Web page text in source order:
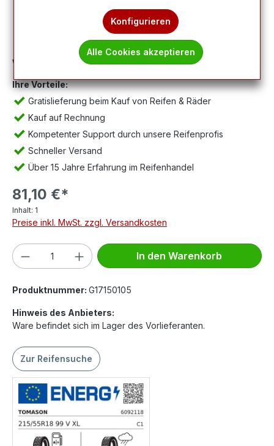
Wichtig: Abbildung kann abweichen, Lieferung ohne Felge.
Ihre Vorteile:
Gratislieferung beim Kauf von Reifen & Räder
Kauf auf Rechnung
Kompetenter Support durch unsere Reifenprofis
Schneller Versand
Über 15 Jahre Erfahrung im Reifenhandel
81,10 €*
Inhalt: 1
Preise inkl. MwSt. zzgl. Versandkosten
Produkt Anzahl: Gib den gewünschten
In den Warenkorb
Produktnummer: G17150105
Hinweis des Anbieters:
Ware befindet sich im Lager des Vorlieferanten.
Zur Reifensuche
Konfigurieren
Alle Cookies akzeptieren